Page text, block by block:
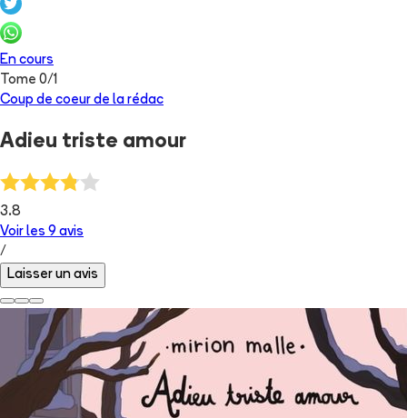
En cours
Tome 0/1
Coup de coeur de la rédac
Adieu triste amour
3.8
Voir les 9 avis
/
Laisser un avis